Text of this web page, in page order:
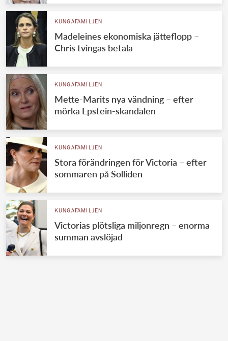
KUNGAFAMILJEN
Madeleines ekonomiska jätteflopp –
Chris tvingas betala
KUNGAFAMILJEN
Mette-Marits nya vändning – efter
mörka Epstein-skandalen
KUNGAFAMILJEN
Stora förändringen för Victoria – efter
sommaren på Solliden
KUNGAFAMILJEN
Victorias plötsliga miljonregn – enorma
summan avslöjad